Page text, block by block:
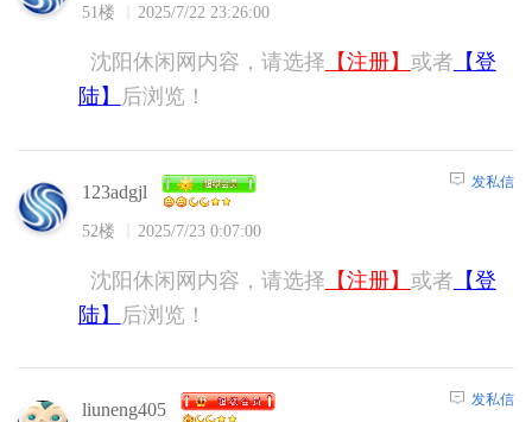
51楼 2025/7/22 23:26:00
沈阳休闲网内容，请选择 【注册】 或者 【登
陆】
后浏览！
123adgjl
52楼 2025/7/23 0:07:00
发私信
沈阳休闲网内容，请选择 【注册】 或者 【登
陆】
后浏览！
liuneng405 发私信